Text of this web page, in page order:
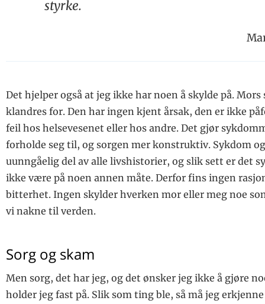
styrke.
Det hjelper også at jeg ikke har noen å skylde på.
klandres for. Den har ingen kjent årsak, den er ikke
feil hos helsevesenet eller hos andre. Det gjør
forholde seg til, og sorgen mer konstruktiv. Sykdom
uunngåelig del av alle livshistorier, og slik sett er det
ikke være på noen annen måte. Derfor fins ingen
bitterhet. Ingen skylder hverken mor eller meg noe
vi nakne til verden.
Sorg og skam
Men sorg, det har jeg, og det ønsker jeg ikke å gjøre
holder jeg fast på. Slik som ting ble, så må jeg